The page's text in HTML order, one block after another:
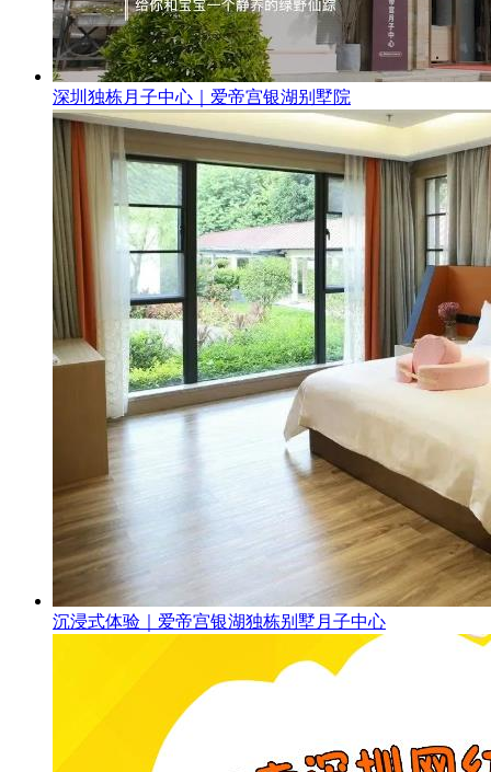
深圳独栋月子中心｜爱帝宫银湖别墅院
沉浸式体验｜爱帝宫银湖独栋别墅月子中心